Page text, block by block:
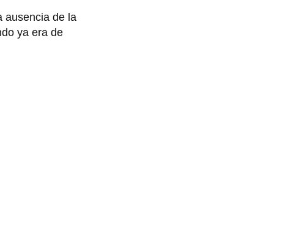
ausencia de la
ya era de